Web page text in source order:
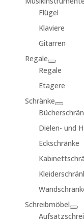
Flügel
Klaviere
Gitarren
Regale
Regale
Etagere
Schränke
Dielen- und
Eckschränke
Schreibmöbel